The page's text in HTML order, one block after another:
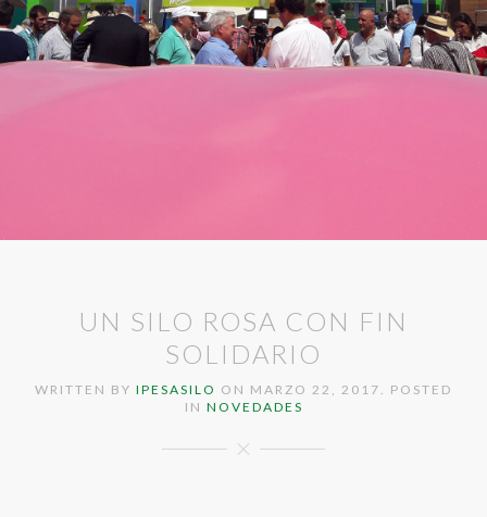
UN SILO ROSA CON FIN
SOLIDARIO
WRITTEN BY IPESASILO ON MARZO 22, 2017. POSTED
IN NOVEDADES